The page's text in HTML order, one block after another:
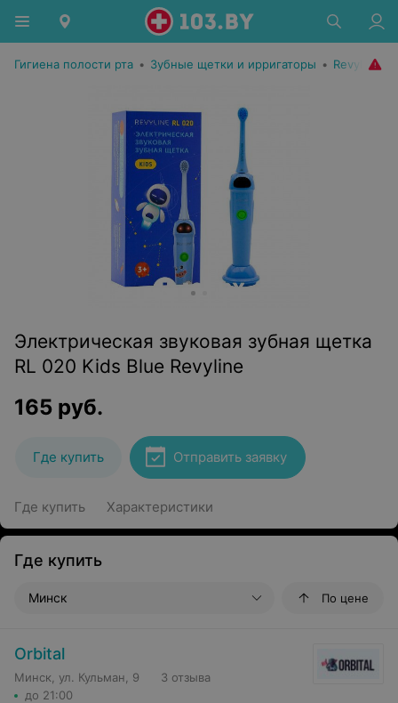
Гигиена полости рта • Зубные щетки и ирригаторы • Revyline
Электрическая звуковая зубная щетка
RL 020 Kids Blue Revyline
165 руб.
Где купить Отправить заявку
Где купить Характеристики
Где купить
Минск По цене
Orbital
Минск, ул. Кульман, 9
до 21:00
3 отзыва